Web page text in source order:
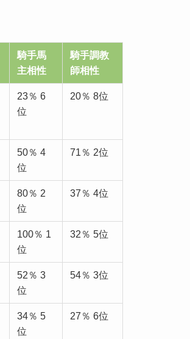
騎手馬
主相性
騎手調教
師相性
23％ 6
位
20％ 8位
50％ 4
位
71％ 2位
80％ 2
位
37％ 4位
100％ 1
位
32％ 5位
52％ 3
位
54％ 3位
34％ 5
位
27％ 6位